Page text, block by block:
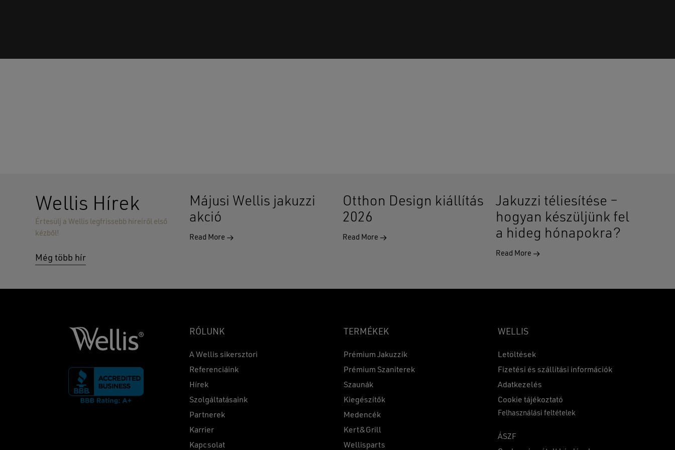
Wellis Hírek
Értesülj a Wellis legfrissebb híreiről első
kézből!
Még több hír
Májusi Wellis jakuzzi
akció
Read More
Otthon Design kiállítás
2026
Read More
Jakuzzi téliesítése –
hogyan készüljünk fel
a hideg hónapokra?
Read More
RÓLUNK
A Wellis sikersztori
Referenciáink
Hírek
Szolgáltatásaink
Partnerek
Karrier
Kapcsolat
TERMÉKEK
Prémium Jakuzzik
Prémium Szaniterek
Szaunák
Kiegészítők
Medencék
Kert&Grill
Wellisparts
WELLIS
Letöltések
Fizetési és szállítási információk
Adatkezelés
Cookie tájékoztató
Felhasználási feltételek
ÁSZF